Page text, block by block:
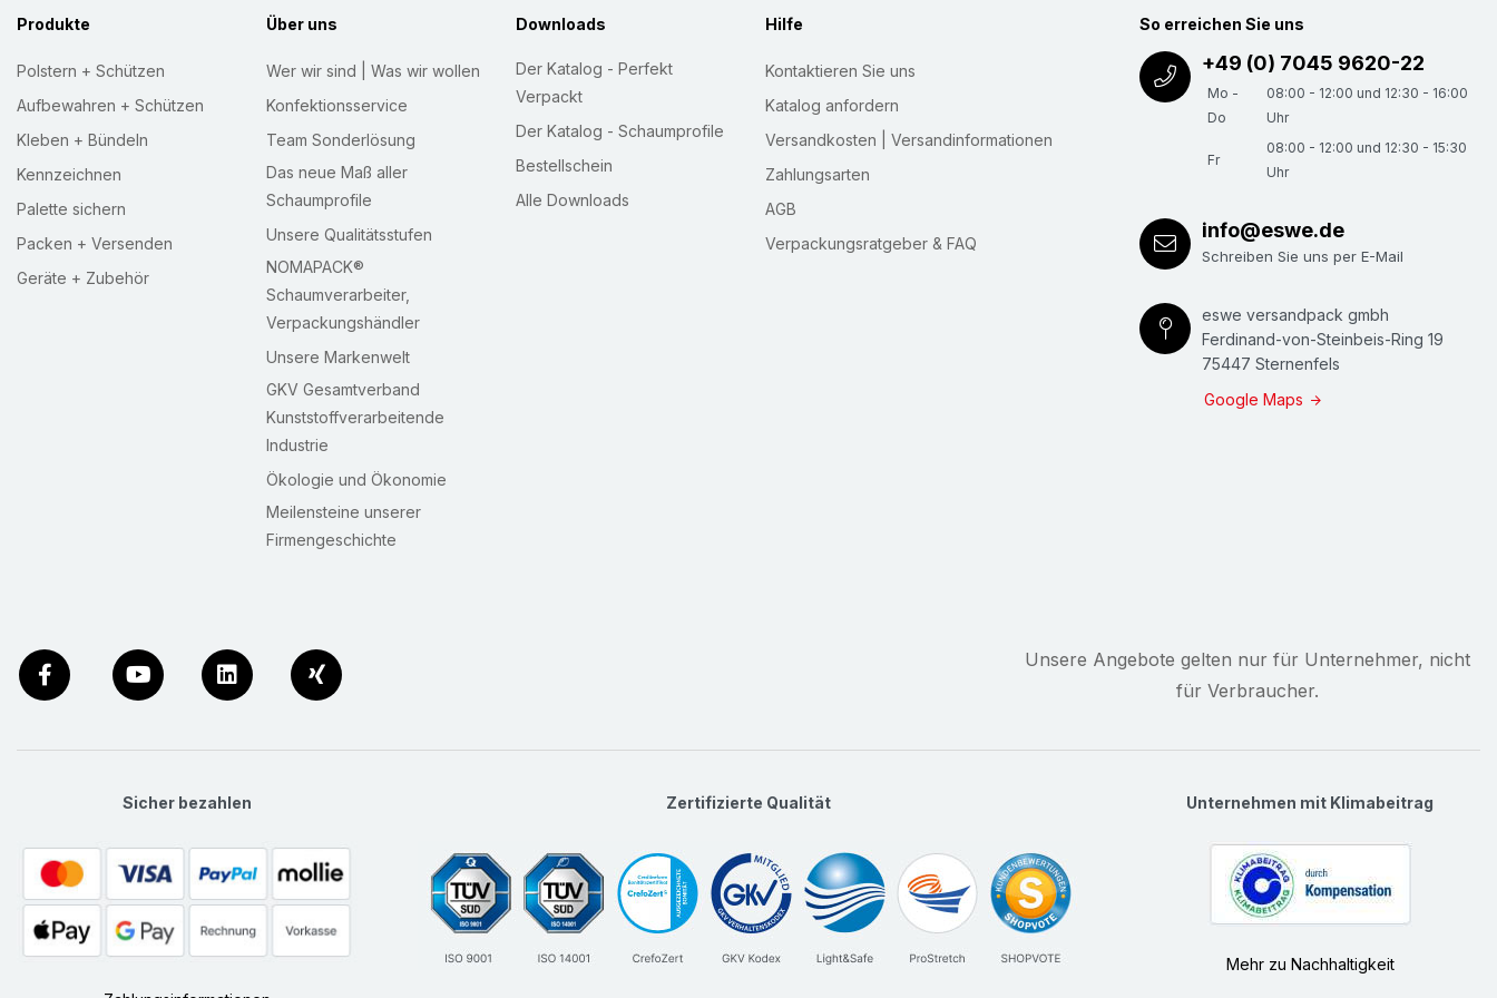
hochwertigen, kratz- oder bruchempfindlichen Teilen beim Lagern
oder Transport (innerbetrieblich oder beim Versand). Ausführung
"pre-slit", d.h. Schaumprofile sind längs mit einer "Sollbruchstelle"
ausgerüstet, an der das Profil einmalig, komplett geöffnet werden
kann. Damit auch bestens geeigenet als Kantenschutz, da sehr guter
Halt durch natürliche Klemmkraft. Meterware zum Selbstablängen -
Produkte
Polstern + Schützen
Aufbewahren + Schützen
Kleben + Bündeln
Kennzeichnen
Palette sichern
Packen + Versenden
Geräte + Zubehör
Über uns
Wer wir sind | Was wir wollen
Konfektionsservice
Team Sonderlösung
Das neue Maß aller
Schaumprofile
Unsere Qualitätsstufen
NOMAPACK®
Schaumverarbeiter,
Verpackungshändler
Unsere Markenwelt
GKV Gesamtverband
Kunststoffverarbeitende
Industrie
Ökologie und Ökonomie
Meilensteine unserer
Firmengeschichte
Downloads
Der Katalog - Perfekt
Verpackt
Der Katalog - Schaumprofile
Bestellschein
Alle Downloads
Hilfe
Kontaktieren Sie uns
Katalog anfordern
Versandkosten | Versandinformationen
Zahlungsarten
AGB
Verpackungsratgeber & FAQ
So erreichen Sie uns
+49 (0) 7045 9620-22
Mo -
Do
08:00 - 12:00 und 12:30 - 16:00
Uhr
Fr
08:00 - 12:00 und 12:30 - 15:30
Uhr
info@eswe.de
Schreiben Sie uns per E-Mail
eswe versandpack gmbh
Ferdinand-von-Steinbeis-Ring 19
75447 Sternenfels
Google Maps
Unsere Angebote gelten nur für Unternehmer, nicht
für Verbraucher.
Sicher bezahlen Zertifizierte Qualität Unternehmen mit Klimabeitrag
Mehr zu Nachhaltigkeit